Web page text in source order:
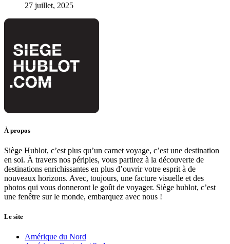
27 juillet, 2025
À propos
Siège Hublot, c’est plus qu’un carnet voyage, c’est une destination
en soi. À travers nos périples, vous partirez à la découverte de
destinations enrichissantes en plus d’ouvrir votre esprit à de
nouveaux horizons. Avec, toujours, une facture visuelle et des
photos qui vous donneront le goût de voyager. Siège hublot, c’est
une fenêtre sur le monde, embarquez avec nous !
Le site
Amérique du Nord